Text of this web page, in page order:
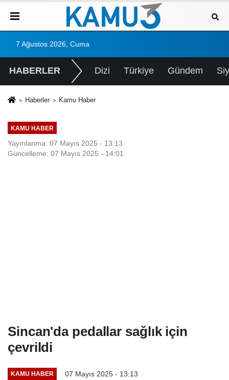
7 Ağustos 2026, Cuma
HABERLER Dizi Türkiye Gündem
Haberler Kamu Haber
KAMU HABER
Yayınlanma: 07 Mayıs 2025 - 13:13
Güncelleme: 07 Mayıs 2025 - 14:01
Sincan'da pedallar sağlık için
çevrildi
KAMU HABER 07 Mayıs 2025 - 13:13